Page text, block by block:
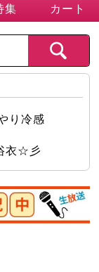
集 カート
り冷感
衣☆彡